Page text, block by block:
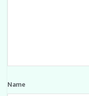
Name